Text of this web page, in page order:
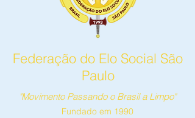
Federação do Elo Social São
Paulo
"Movimento Passando o Brasil a Limpo"
Fundado em 1990